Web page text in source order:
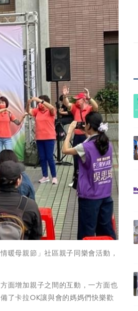
暖母親節」社區親子同樂會活動，
面增加親子之間的互動，一方面也
了卡拉OK讓與會的媽媽們快樂歡